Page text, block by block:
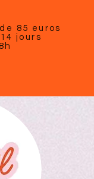
85 euros
jours